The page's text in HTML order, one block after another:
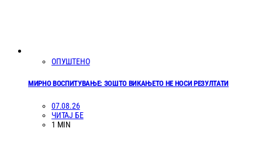
ОПУШТЕНО
МИРНО ВОСПИТУВАЊЕ: ЗОШТО ВИКАЊЕТО НЕ НОСИ РЕЗУЛТАТИ
07.08.26
ЧИТАЈ БЕ
1 MIN